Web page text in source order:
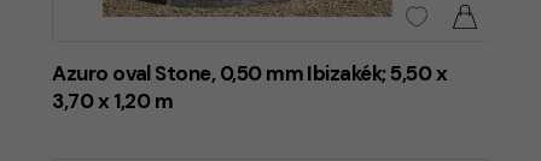
Azuro oval Stone, 0,50 mm Ibizakék; 5,50 x
3,70 x 1,20 m